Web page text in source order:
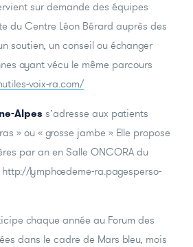
sur demande des équipes
du Centre Léon Bérard auprès des
soutien, un conseil ou échanger
ayant vécu le même parcours
voix-ra.com/
Alpes s’adresse aux patients
» ou « grosse jambe ». Elle propose
par an en Salle ONCORA du
http://lymphoedeme-ra.pagesperso-
chaque année au Forum des
dans le cadre de Mars bleu, mois